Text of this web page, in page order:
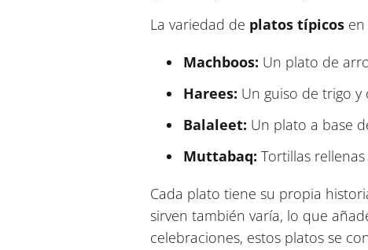
La variedad de platos típicosen
Machboos: Un plato de
Harees: Un guiso de trigo
Balaleet: Un plato a base
Muttabaq: Tortillas
Cada plato tiene su propia
sirven también varía, lo que
celebraciones, estos platos se